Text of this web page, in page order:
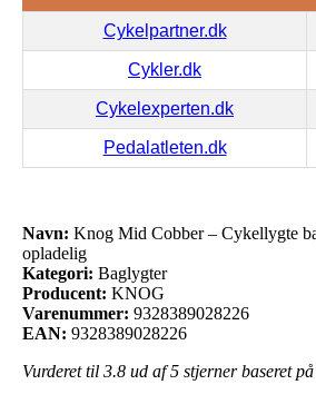
Cykelpartner.dk
Cykler.dk
Cykelexperten.dk
Pedalatleten.dk
Navn: Knog Mid Cobber – Cykellygte
opladelig
Kategori: Baglygter
Producent: KNOG
Varenummer: 9328389028226
EAN: 9328389028226
Vurderet til 3.8 ud af 5 stjerner baseret på